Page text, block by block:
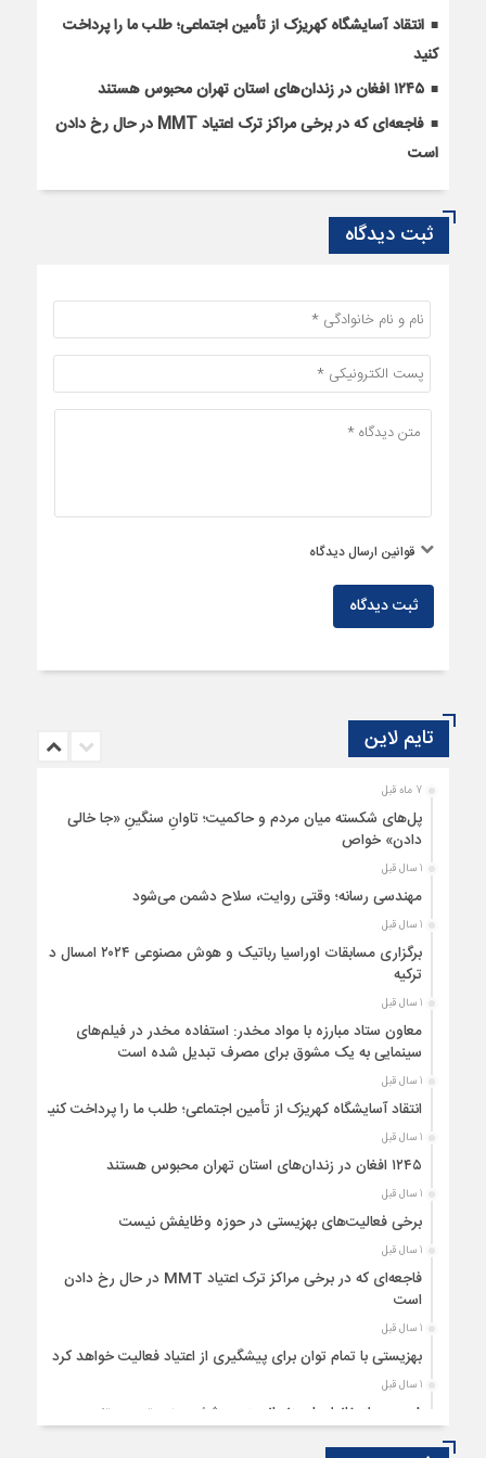
انتقاد آسایشگاه کهریزک از تأمین اجتماعی؛ طلب ما را پرداخت
کنید
۱۲۴۵ افغان در زندان‌های استان تهران محبوس هستند
فاجعه‌ای که در برخی مراکز ترک اعتیاد MMT در حال رخ دادن
است
ثبت دیدگاه
قوانین ارسال دیدگاه
ثبت دیدگاه
تایم لاین
7 ماه قبل
پل‌های شکسته میان مردم و حاکمیت؛ تاوانِ سنگینِ «جا خالی
دادن» خواص
1 سال قبل
مهندسی رسانه؛ وقتی روایت، سلاح دشمن می‌شود
1 سال قبل
برگزاری مسابقات اوراسیا رباتیک و هوش مصنوعی ۲۰۲۴ امسال در
ترکیه
1 سال قبل
معاون ستاد مبارزه با مواد مخدر: استفاده مخدر در فیلم‌های
سینمایی به یک مشوق برای مصرف تبدیل شده است
1 سال قبل
انتقاد آسایشگاه کهریزک از تأمین اجتماعی؛ طلب ما را پرداخت کنید
1 سال قبل
۱۲۴۵ افغان در زندان‌های استان تهران محبوس هستند
1 سال قبل
برخی فعالیت‌های بهزیستی در حوزه وظایفش نیست
1 سال قبل
فاجعه‌ای که در برخی مراکز ترک اعتیاد MMT در حال رخ دادن
است
1 سال قبل
بهزیستی با تمام توان برای پیشگیری از اعتیاد فعالیت خواهد کرد
1 سال قبل
۸ درصد از خانوارهای زنجانی زیر پوشش بهزیستی هستند